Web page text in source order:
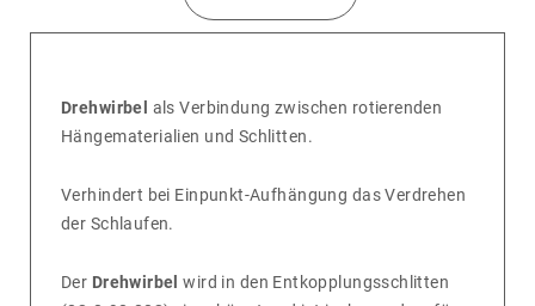
Drehwirbel als Verbin­dung zwischen rotie­renden
Hänge­ma­te­ria­lien und Schlitten.
Verhin­dert bei Einpunkt-Aufhän­gung das Verdrehen
der Schlaufen.
Der Drehwirbel wird in den Entkopp­lungs­schlitten